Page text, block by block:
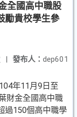
全國高中職股
勵貴校學生參
發布人： dep601
|
年11月9日至
財金全國高中職
過150個高中職學